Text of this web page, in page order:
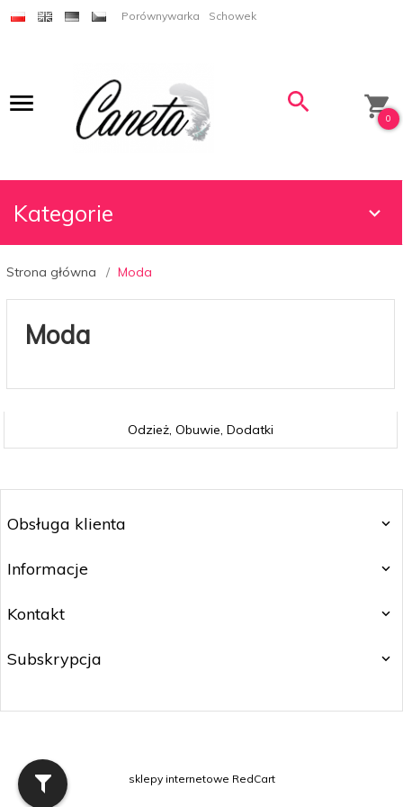
Porównywarka Schowek
0
Kategorie
Strona główna Moda
Moda
Odzież, Obuwie, Dodatki
Obsługa klienta
Informacje
Kontakt
Subskrypcja
sklepy internetowe RedCart